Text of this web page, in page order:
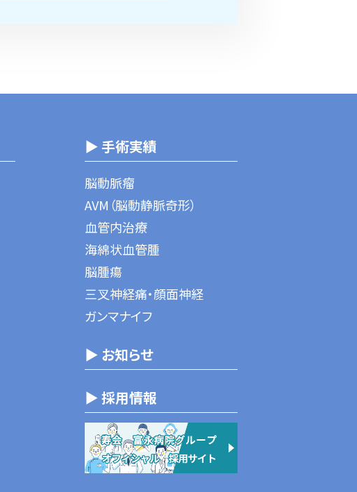
▶ 手術実績
脳動脈瘤
AVM（脳動静脈奇形）
血管内治療
海綿状血管腫
脳腫瘍
三叉神経痛・顔面神経
ガンマナイフ
▶ お知らせ
▶ 採用情報